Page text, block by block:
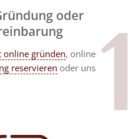
oder
online gründen, online
reservieren oder uns